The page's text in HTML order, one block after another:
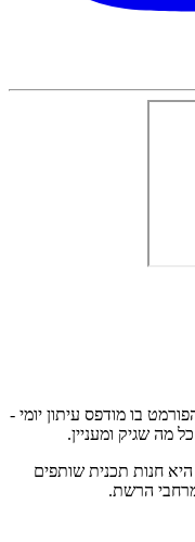
בו מודפס עיתון יומי -
מה שגיק ומעניין.
היא חנות תכנית שותפים